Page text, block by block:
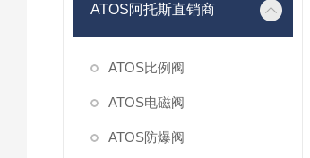
ATOS阿托斯直销商
ATOS比例阀
ATOS电磁阀
ATOS防爆阀